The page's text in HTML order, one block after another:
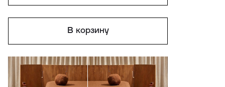
В корзину